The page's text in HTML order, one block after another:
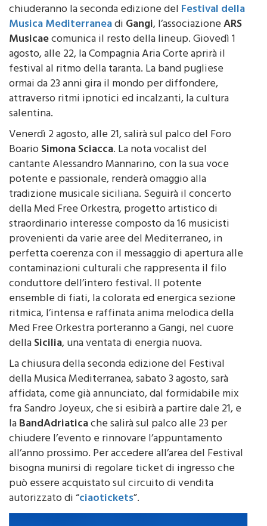
Dopo l’annuncio in anteprima dei due gruppi che
chiuderanno la seconda edizione delFestival della
Musica MediterraneadiGangi, l’associazioneARS
Musicaecomunica il resto della lineup. Giovedì 1
agosto, alle 22, la Compagnia Aria Corte aprirà il
festival al ritmo della taranta. La band pugliese
ormai da 23 anni gira il mondo per diffondere,
attraverso ritmi ipnotici ed incalzanti, la cultura
salentina.
Venerdì 2 agosto, alle 21, salirà sul palco del Foro
BoarioSimona Sciacca. La nota vocalist del
cantante Alessandro Mannarino, con la sua voce
potente e passionale, renderà omaggio alla
tradizione musicale siciliana. Seguirà il concerto
della Med Free Orkestra, progetto artistico di
straordinario interesse composto da 16 musicisti
provenienti da varie aree del Mediterraneo, in
perfetta coerenza con il messaggio di apertura alle
contaminazioni culturali che rappresenta il filo
conduttore dell’intero festival. Il potente
ensemble di fiati, la colorata ed energica sezione
ritmica, l’intensa e raffinata anima melodica della
Med Free Orkestra porteranno a Gangi, nel cuore
dellaSicilia, una ventata di energia nuova.
La chiusura della seconda edizione del Festival
della Musica Mediterranea, sabato 3 agosto, sarà
affidata, come già annunciato, dal formidabile mix
fra Sandro Joyeux, che si esibirà a partire dale 21, e
laBandAdriaticache salirà sul palco alle 23 per
chiudere l’evento e rinnovare l’appuntamento
all’anno prossimo. Per accedere all’area del Festival
bisogna munirsi di regolare ticket di ingresso che
può essere acquistato sul circuito di vendita
autorizzato di “ciaotickets”.